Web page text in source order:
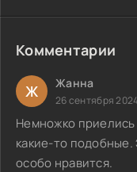
Комментарии
Ж Жанна
26 сентября
Немножко
какие-то подобные.
особо нравится.